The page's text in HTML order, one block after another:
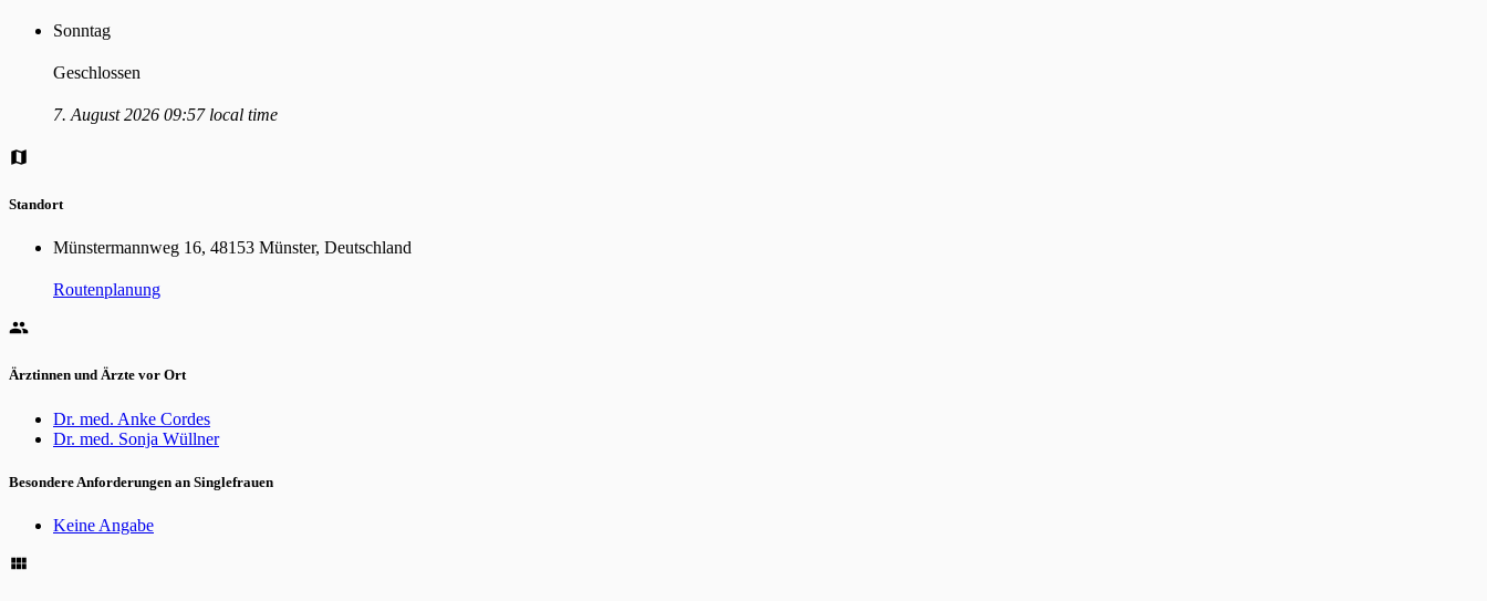
Sonntag
Geschlossen
7. August 2026 09:57 local time
Standort
Münstermannweg 16, 48153 Münster, Deutschland
Routenplanung
Ärztinnen und Ärzte vor Ort
Dr. med. Anke Cordes
Dr. med. Sonja Wüllner
Besondere Anforderungen an Singlefrauen
Keine Angabe